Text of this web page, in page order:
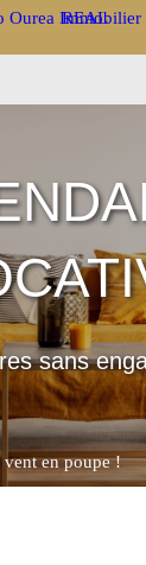
sans
vent en poupe !